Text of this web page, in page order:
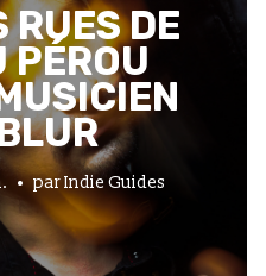
RUES DE
PÉROU
parIndie Guides